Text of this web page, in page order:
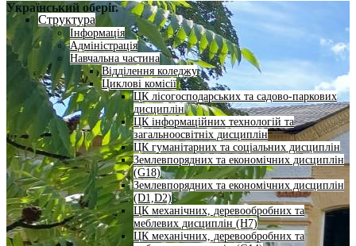
Структура
Інформація
Адміністрація
Навчальна частина
Відділення коледжу
Циклові комісії
ЦК лісогосподарських та садово-паркових
дисциплін
ЦК інформаційних технологій та
загальноосвітніх дисциплін
ЦК гуманітарних та соціальних дисциплін
Землевпорядних та економічних дисциплін
(G18)
Землевпорядних та економічних дисциплін
(D1,D2)
ЦК механічних, деревообробних та
меблевих дисциплін (H7)
ЦК механічних, деревообробних та
Український оберіг.